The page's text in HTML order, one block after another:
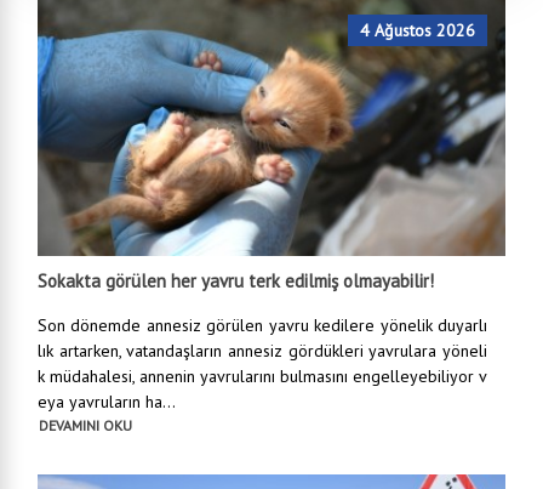
4 Ağustos 2026
Sokakta görülen her yavru terk edilmiş olmayabilir!
Son dönemde annesiz görülen yavru kedilere yönelik duyarlı
lık artarken, vatandaşların annesiz gördükleri yavrulara yöneli
k müdahalesi, annenin yavrularını bulmasını engelleyebiliyor v
eya yavruların ha...
DEVAMINI OKU